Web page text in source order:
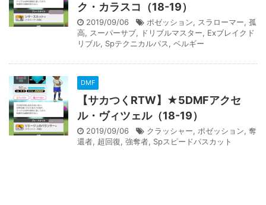
ク・カラスコ（18-19）
2019/09/06 ポゼッション, スラローマー, 孤
高, スーパーサブ, ドリブルマスター, Exブレイクド
リブル, Spテクニカルパス, ベルギー
DMF
【サカつくRTW】★5DMFアクセ
ル・ヴィツェル（18-19）
2019/09/06 クラッシャー, ポゼッション, 奪
還者, 超回復, 強奪者, Spスピードパスカット